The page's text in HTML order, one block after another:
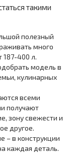
такими
полезный
много
187-400 л.
модель в
кулинарных
всеми
получают
зону свежести и
другое.
– в конструкции
каждая деталь.